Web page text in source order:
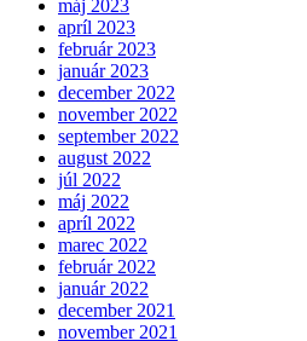
máj 2023
apríl 2023
február 2023
január 2023
december 2022
november 2022
september 2022
august 2022
júl 2022
máj 2022
apríl 2022
marec 2022
február 2022
január 2022
december 2021
november 2021